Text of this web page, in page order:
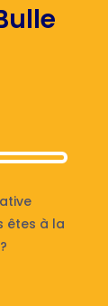
êtes à la